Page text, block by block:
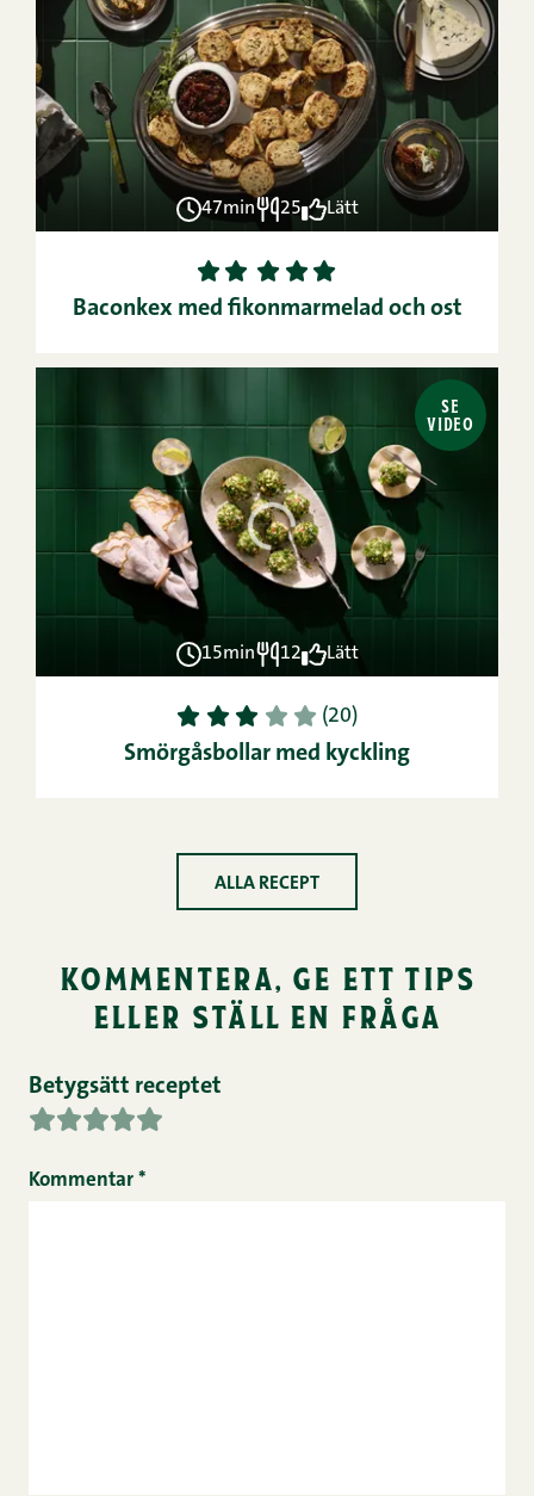
47min 25 Lätt
1 2 3 4
5
Baconkex med fikonmarmelad och ost
SE
VIDEO
15min 12 Lätt
1 2 3 4 5 (20)
Smörgåsbollar med kyckling
ALLA RECEPT
kommentera, ge ett tips
eller ställ en fråga
Betygsätt receptet
Kommentar *